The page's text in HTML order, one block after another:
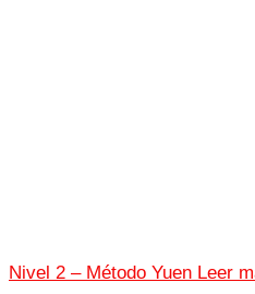
Nivel 2 – Método Yuen Leer